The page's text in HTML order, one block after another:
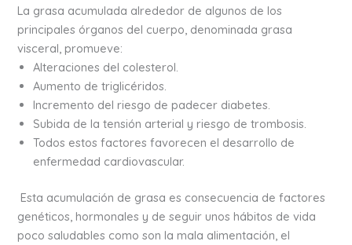
La grasa acumulada alrededor de algunos de los
principales órganos del cuerpo, denominada grasa
visceral, promueve:
Alteraciones del colesterol.
Aumento de triglicéridos.
Incremento del riesgo de padecer diabetes.
Subida de la tensión arterial y riesgo de trombosis.
Todos estos factores favorecen el desarrollo de
enfermedad cardiovascular.
Esta acumulación de grasa es consecuencia de factores
genéticos, hormonales y de seguir unos hábitos de vida
poco saludables como son la mala alimentación, el